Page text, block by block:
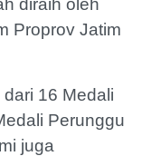
diraih oleh
Proprov Jatim
16 Medali
Perunggu
juga